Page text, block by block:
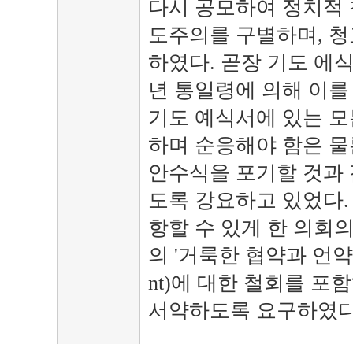
다시 공모하여 정치적
도주의를 구별하며,
하였다. 곧장 기도 에
년 통일령에 의해 이
기도 예식서에 있는
하며 순응해야 함은
안수식을 포기할 것과
도록 강요하고 있었다
항할 수 있게 한 의회
의 '거룩한 협약과 언약
nt)에 대한 철회를 포
서약하도록 요구하였